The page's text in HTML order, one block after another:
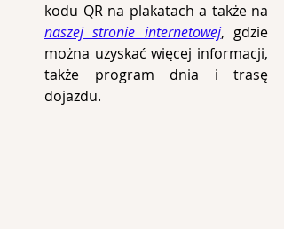
naszej stronie internetowej, gdzie
można uzyskać więcej informacji,
także program dnia i trasę
dojazdu.